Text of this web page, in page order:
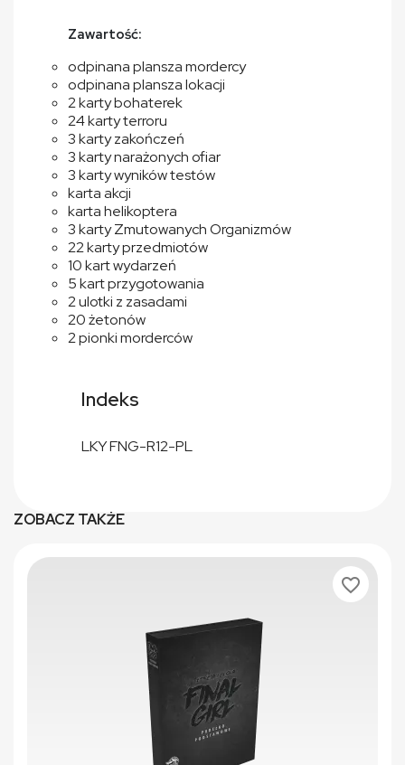
Zawartość:
odpinana plansza mordercy
odpinana plansza lokacji
2 karty bohaterek
24 karty terroru
3 karty zakończeń
3 karty narażonych ofiar
3 karty wyników testów
karta akcji
karta helikoptera
3 karty Zmutowanych Organizmów
22 karty przedmiotów
10 kart wydarzeń
5 kart przygotowania
2 ulotki z zasadami
20 żetonów
2 pionki morderców
Indeks
LKY FNG-R12-PL
ZOBACZ TAKŻE
favorite_border